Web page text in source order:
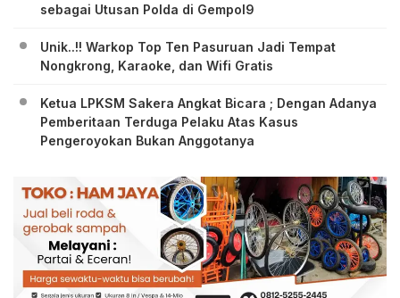
sebagai Utusan Polda di Gempol9
Unik..!! Warkop Top Ten Pasuruan Jadi Tempat
Nongkrong, Karaoke, dan Wifi Gratis
Ketua LPKSM Sakera Angkat Bicara ; Dengan Adanya
Pemberitaan Terduga Pelaku Atas Kasus
Pengeroyokan Bukan Anggotanya